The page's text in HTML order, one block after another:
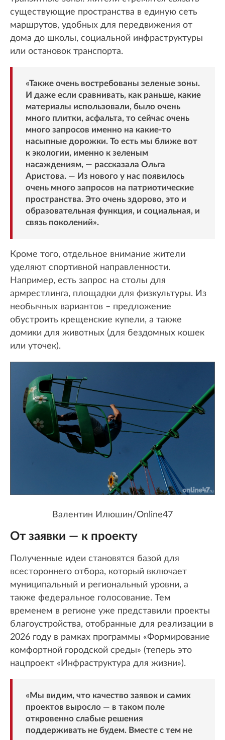
существующие пространства в единую сеть
маршрутов, удобных для передвижения от
дома до школы, социальной инфраструктуры
или остановок транспорта.
«Также очень востребованы зеленые зоны.
И даже если сравнивать, как раньше, какие
материалы использовали, было очень
много плитки, асфальта, то сейчас очень
много запросов именно на какие-то
насыпные дорожки. То есть мы ближе вот
к экологии, именно к зеленым
насаждениям, — рассказала Ольга
Аристова. — Из нового у нас появилось
очень много запросов на патриотические
пространства. Это очень здорово, это и
образовательная функция, и социальная, и
связь поколений».
Кроме того, отдельное внимание жители
уделяют спортивной направленности.
Например, есть запрос на столы для
армрестлинга, площадки для физкультуры. Из
необычных вариантов – предложение
обустроить крещенские купели, а также
домики для животных (для бездомных кошек
или уточек).
Валентин Илюшин/Online47
От заявки — к проекту
Полученные идеи становятся базой для
всестороннего отбора, который включает
муниципальный и региональный уровни, а
также федеральное голосование. Тем
временем в регионе уже представили проекты
благоустройства, отобранные для реализации в
2026 году в рамках программы «Формирование
комфортной городской среды» (теперь это
нацпроект «Инфраструктура для жизни»).
«Мы видим, что качество заявок и самих
проектов выросло — в таком поле
откровенно слабые решения
поддерживать не будем. Вместе с тем не